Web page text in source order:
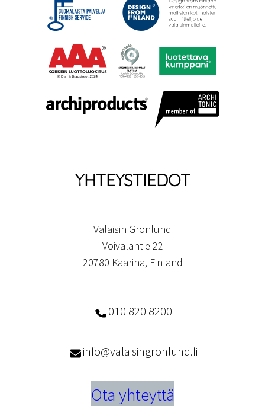
YHTEYSTIEDOT
Valaisin Grönlund
Voivalantie 22
20780 Kaarina, Finland
010 820 8200
info@valaisingronlund.fi
Ota yhteyttä